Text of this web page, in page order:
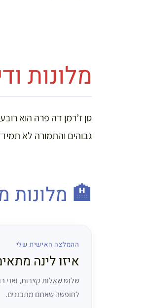
מלונות
סן ז’רמן דה פרה הוא
גבוהים והתמורה לא
🏨 מלונות
ההמלצה האישית שלי
איזו לינה
שלוש שאלות קצרות,
לחופשה שאתם מתכננים.